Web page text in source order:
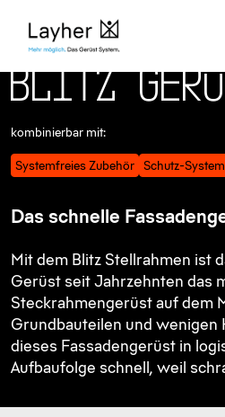
Blitz Gerü
kombinierbar mit:
Systemfreies Zubehör Schutz-
Das schnelle
Mit dem Blitz Stellrahmen ist
Gerüst seit Jahrzehnten das
Steckrahmengerüst auf dem
Grundbauteilen und wenigen
dieses Fassadengerüst in
Aufbaufolge schnell, weil